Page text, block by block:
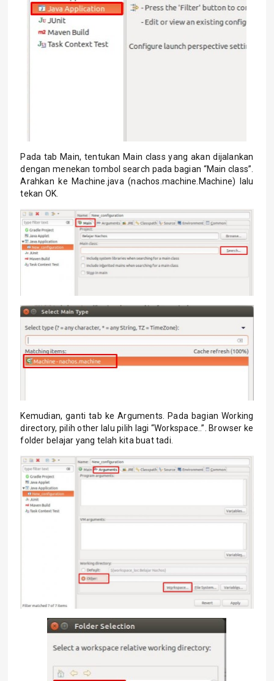
Pada tab Main, tentukan Main class yang akan dijalankan
dengan menekan tombol search pada bagian “Main class”.
Arahkan ke Machine.java (nachos.machine.Machine) lalu
tekan OK.
Kemudian, ganti tab ke Arguments. Pada bagian Working
directory, pilih other lalu pilih lagi “Workspace..”. Browser ke
folder belajar yang telah kita buat tadi.